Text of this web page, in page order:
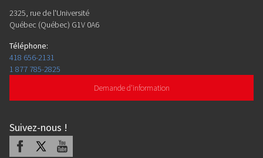
2325, rue de l'Université
Québec (Québec) G1V 0A6
Téléphone:
418 656-2131
1 877 785-2825
Demande d'information
Suivez-nous !
Facebook Youtube